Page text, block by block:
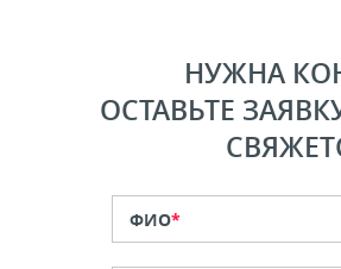
НУЖНА
ОСТАВЬТЕ
ФИО*